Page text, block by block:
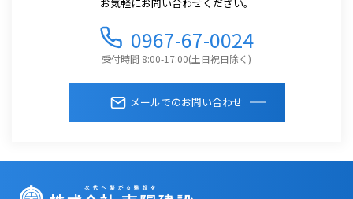
0967-67-0024
受付時間 8:00-17:00(土日祝日除く)
メールでのお問い合わせ